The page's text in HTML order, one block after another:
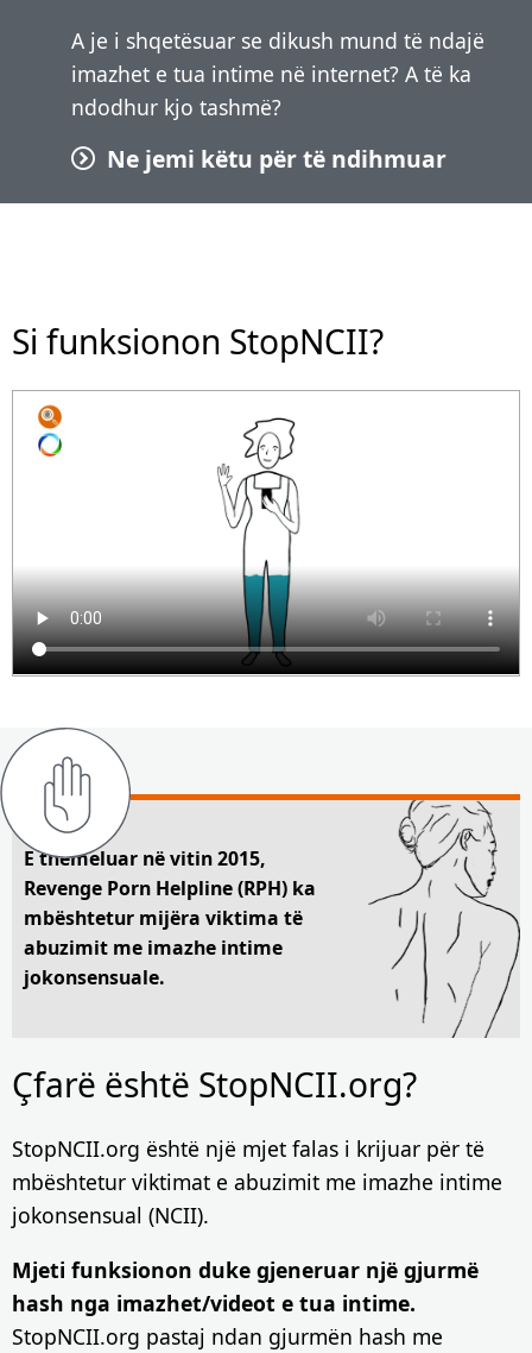
A je i shqetësuar se dikush mund të ndajë
imazhet e tua intime në internet? A të ka
ndodhur kjo tashmë?
Ne jemi këtu për të ndihmuar
Si funksionon StopNCII?
E themeluar në vitin 2015,
Revenge Porn Helpline (RPH) ka
mbështetur mijëra viktima të
abuzimit me imazhe intime
jokonsensuale.
Çfarë është StopNCII.org?
StopNCII.org është një mjet falas i krijuar për të
mbështetur viktimat e abuzimit me imazhe intime
jokonsensual (NCII).
Mjeti funksionon duke gjeneruar një gjurmë
hash nga imazhet/videot e tua intime.
StopNCII.org pastaj ndan gjurmën hash me